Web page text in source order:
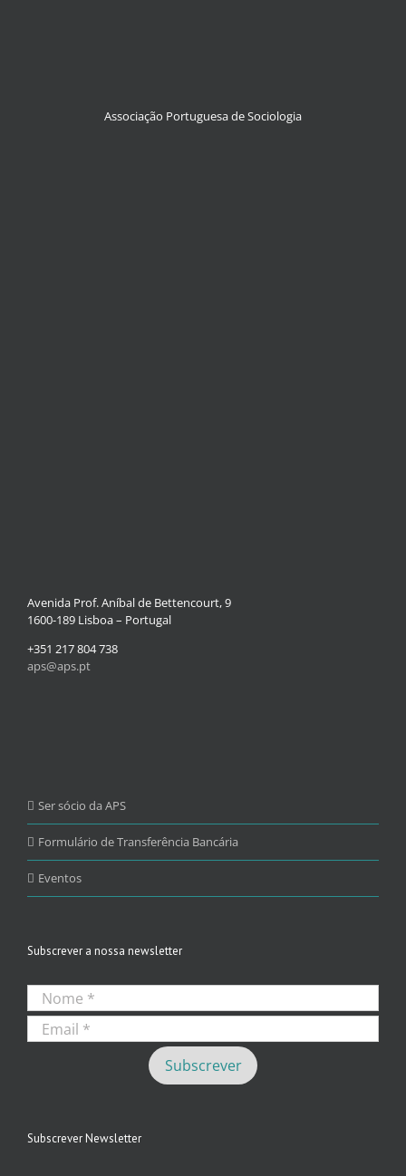
Associação Portuguesa de Sociologia
Avenida Prof. Aníbal de Bettencourt, 9
1600-189 Lisboa – Portugal
+351 217 804 738
aps@aps.pt
Ser sócio da APS
Formulário de Transferência Bancária
Eventos
Subscrever a nossa newsletter
Subscrever Newsletter